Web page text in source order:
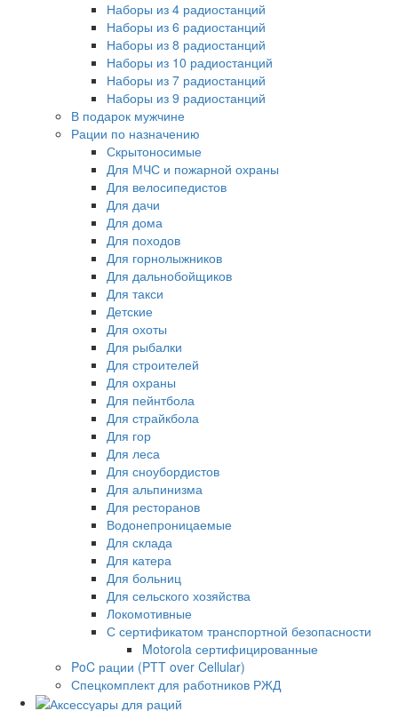
Наборы из 4 радиостанций
Наборы из 6 радиостанций
Наборы из 8 радиостанций
Наборы из 10 радиостанций
Наборы из 7 радиостанций
Наборы из 9 радиостанций
В подарок мужчине
Рации по назначению
Скрытоносимые
Для МЧС и пожарной охраны
Для велосипедистов
Для дачи
Для дома
Для походов
Для горнолыжников
Для дальнобойщиков
Для такси
Детские
Для охоты
Для рыбалки
Для строителей
Для охраны
Для пейнтбола
Для страйкбола
Для гор
Для леса
Для сноубордистов
Для альпинизма
Для ресторанов
Водонепроницаемые
Для склада
Для катера
Для больниц
Для сельского хозяйства
Локомотивные
С сертификатом транспортной безопасности
Motorola сертифицированные
PoC рации (PTT over Cellular)
Спецкомплект для работников РЖД